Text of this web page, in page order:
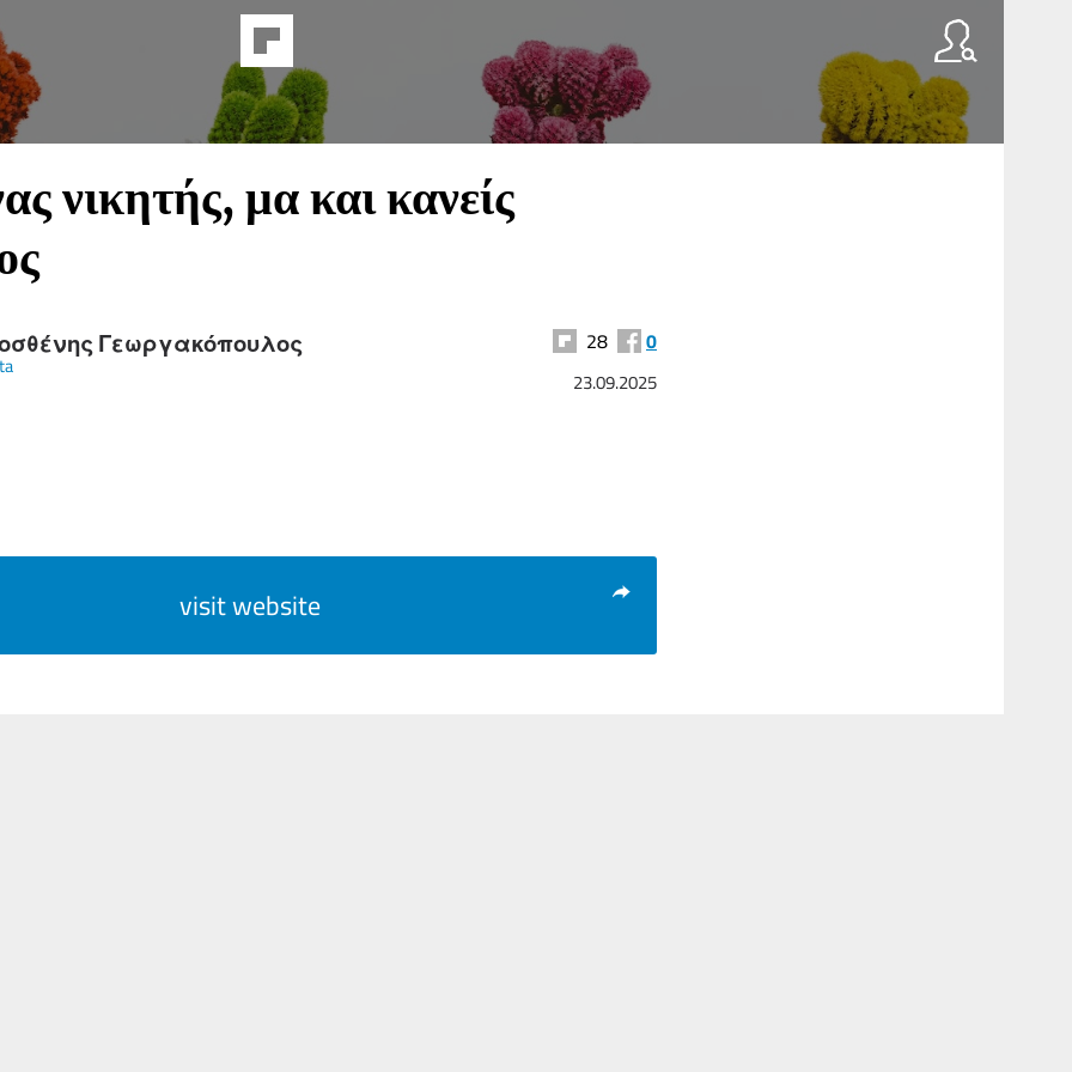
νικητής, μα και κανείς
Γεωργακόπουλος 28 0
23.09.2025
visit website